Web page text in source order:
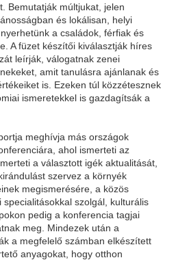
Bemutatják múltjukat, jelen
és lokálisan, helyi
a családok, férfiak és
A füzet készítői kiválasztják híres
leírják, válogatnak zenei
amit tanulásra ajánlanak és
is. Ezeken túl közzétesznek
ismeretekkel is gazdagítsák a
meghívja más országok
ahol ismerteti az
a választott igék aktualitását,
szervez a környék
megismerésére, a közös
szolgál, kulturális
pedig a konferencia tagjai
meg. Mindezek után a
a megfelelő számban elkészített
anyagokat, hogy otthon